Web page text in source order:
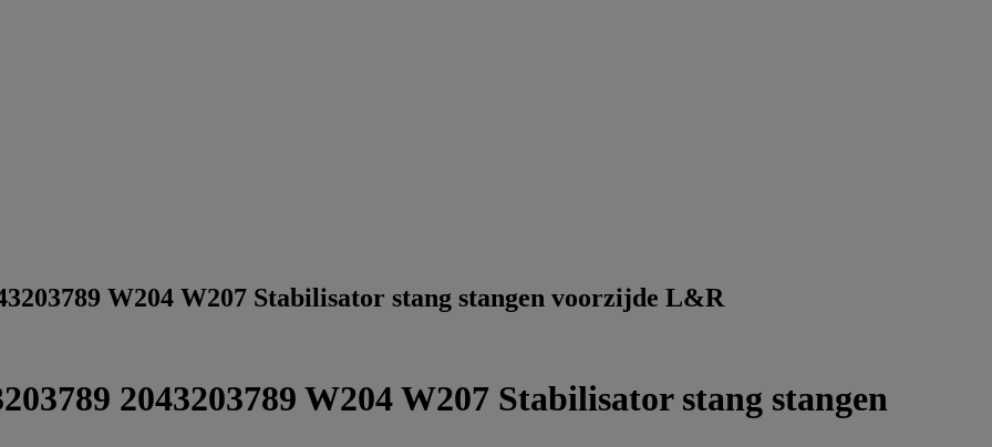
W204 W207 Stabilisator stang stangen voorzijde L&R
2043203789 W204 W207 Stabilisator stang stangen